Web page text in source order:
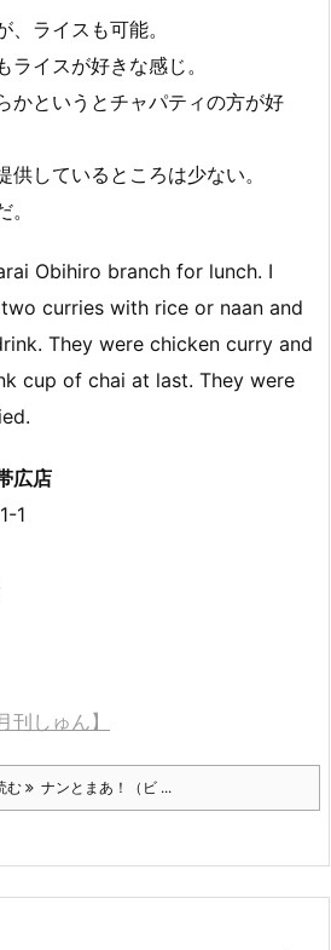
ライスも可能。
イスが好きな感じ。
かというとチャパティの方が好
しているところは少ない。
Obihiro branch for lunch. I
curries with rice or naan and
They were chicken curry and
cup of chai at last. They were
広店
1
しゅん】
む ナンとまあ！（ビ ...